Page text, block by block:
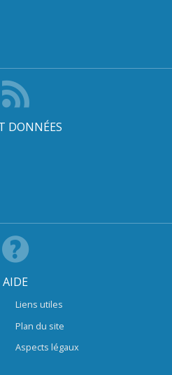
DONNÉES
AIDE
Liens utiles
Plan du site
Aspects légaux